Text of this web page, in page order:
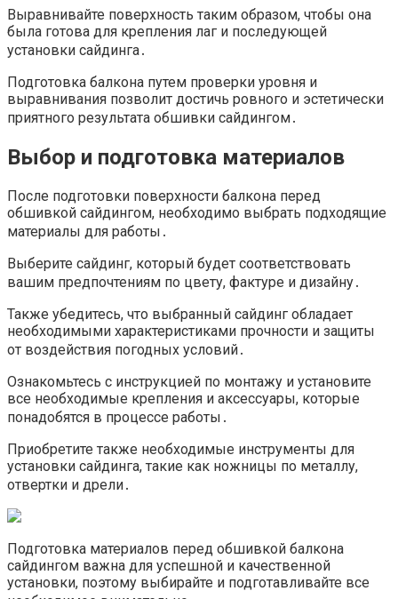
Выравнивайте поверхность таким образом, чтобы она
была готова для крепления лаг и последующей
установки сайдинга․
Подготовка балкона путем проверки уровня и
выравнивания позволит достичь ровного и эстетически
приятного результата обшивки сайдингом․
Выбор и подготовка материалов
После подготовки поверхности балкона перед
обшивкой сайдингом, необходимо выбрать подходящие
материалы для работы․
Выберите сайдинг, который будет соответствовать
вашим предпочтениям по цвету, фактуре и дизайну․
Также убедитесь, что выбранный сайдинг обладает
необходимыми характеристиками прочности и защиты
от воздействия погодных условий․
Ознакомьтесь с инструкцией по монтажу и установите
все необходимые крепления и аксессуары, которые
понадобятся в процессе работы․
Приобретите также необходимые инструменты для
установки сайдинга, такие как ножницы по металлу,
отвертки и дрели․
Подготовка материалов перед обшивкой балкона
сайдингом важна для успешной и качественной
установки, поэтому выбирайте и подготавливайте все